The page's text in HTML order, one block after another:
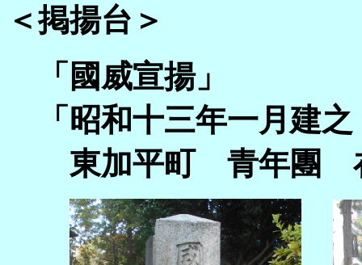
＜掲揚台＞
「國威宣揚」
「昭和十三年一月建之
東加平町 青年團